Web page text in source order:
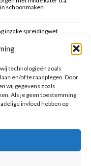
technologieën zoals
en/of te raadplegen. Door
wij gegevens zoals
Als je geen toestemming
invloed hebben op
schoonmaken
inzake spreidingwet